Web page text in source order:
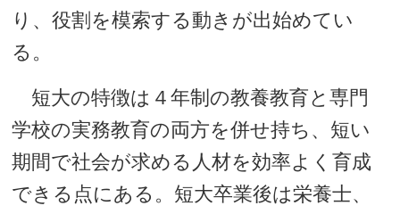
り、役割を模索する動きが出始めてい
る。
短大の特徴は４年制の教養教育と専門
学校の実務教育の両方を併せ持ち、短い
期間で社会が求める人材を効率よく育成
できる点にある。短大卒業後は栄養士、